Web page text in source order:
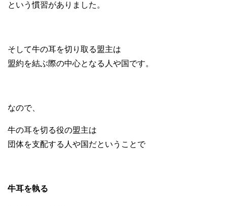
という慣習がありました。
そして牛の耳を切り取る盟主は
盟約を結ぶ際の中心となる人や国です。
なので、
牛の耳を切る役の盟主は
団体を支配する人や国だということで
牛耳を執る